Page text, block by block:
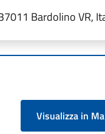
Bardolino VR,
Visualizza in